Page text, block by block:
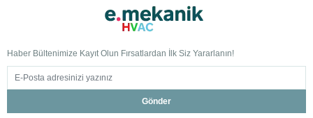
Haber Bültenimize Kayıt Olun Fırsatlardan İlk Siz Yararlanın!
Gönder